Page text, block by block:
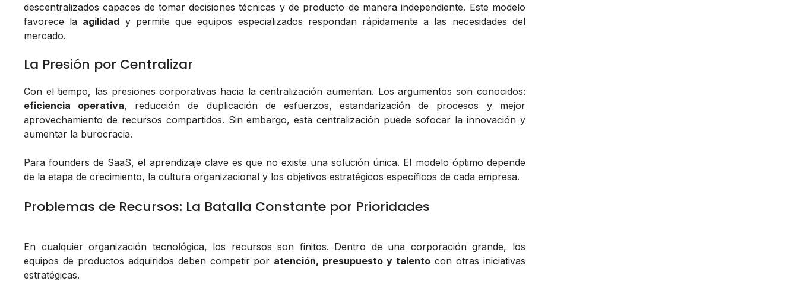
descentralizados capaces de tomar decisiones técnicas y de producto de manera independiente. Este modelo
favorece la agilidad y permite que equipos especializados respondan rápidamente a las necesidades del
mercado.
La Presión por Centralizar
Con el tiempo, las presiones corporativas hacia la centralización aumentan. Los argumentos son conocidos:
eficiencia operativa, reducción de duplicación de esfuerzos, estandarización de procesos y mejor
aprovechamiento de recursos compartidos. Sin embargo, esta centralización puede sofocar la innovación y
aumentar la burocracia.
Para founders de SaaS, el aprendizaje clave es que no existe una solución única. El modelo óptimo depende
de la etapa de crecimiento, la cultura organizacional y los objetivos estratégicos específicos de cada empresa.
Problemas de Recursos: La Batalla Constante por Prioridades
En cualquier organización tecnológica, los recursos son finitos. Dentro de una corporación grande, los
equipos de productos adquiridos deben competir por atención, presupuesto y talento con otras iniciativas
estratégicas.